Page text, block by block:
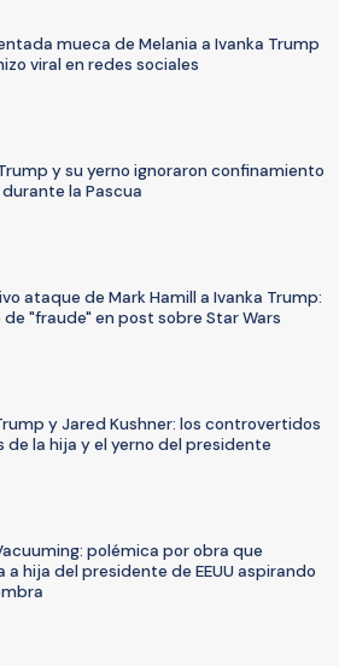
mueca de Melania a Ivanka Trump
viral en redes sociales
y su yerno ignoraron confinamiento
la Pascua
ataque de Mark Hamill a Ivanka Trump:
"fraude" en post sobre Star Wars
y Jared Kushner: los controvertidos
de la hija y el yerno del presidente
polémica por obra que
a hija del presidente de EEUU aspirando